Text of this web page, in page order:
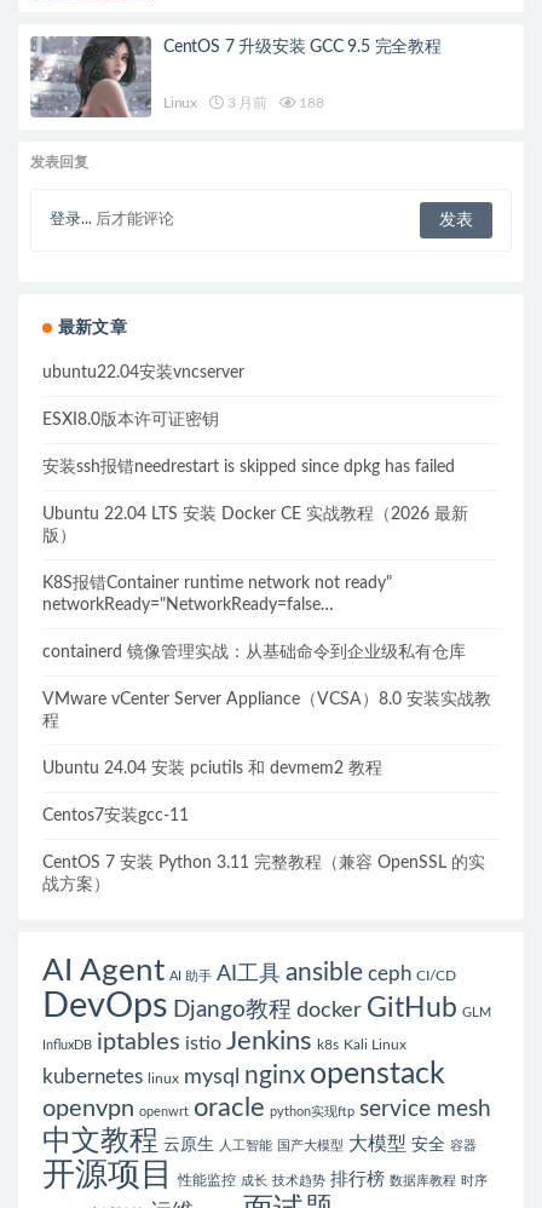
CentOS 7 升级安装 GCC 9.5 完全教程
Linux 3 月前 188
发表回复
登录... 后才能评论
最新文章
ubuntu22.04安装vncserver
ESXI8.0版本许可证密钥
安装ssh报错needrestart is skipped since dpkg has failed
Ubuntu 22.04 LTS 安装 Docker CE 实战教程（2026 最新
版）
K8S报错Container runtime network not ready"
networkReady="NetworkReady=false
containerd 镜像管理实战：从基础命令到企业级私有仓库
VMware vCenter Server Appliance（VCSA）8.0 安装实战教
程
Ubuntu 24.04 安装 pciutils 和 devmem2 教程
Centos7安装gcc-11
CentOS 7 安装 Python 3.11 完整教程（兼容 OpenSSL 的实
战方案）
AI Agent AI 助手 AI工具 ansible ceph CI/CD
DevOps Django教程 docker GitHub GLM
InfluxDB iptables istio Jenkins k8s Kali Linux
kubernetes linux mysql nginx openstack
openvpn openwrt oracle python实现ftp service mesh
中文教程 云原生 人工智能 国产大模型 大模型 安全 容器
开源项目 性能监控 成长 技术趋势 排行榜 数据库教程 时序